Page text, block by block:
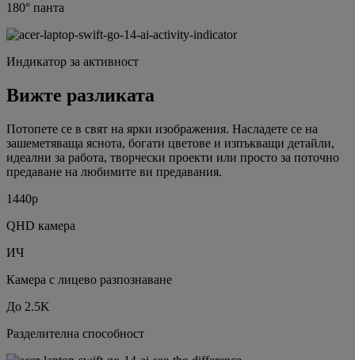
180° панта
Индикатор за активност
Вижте разликата
Потопете се в свят на ярки изображения. Насладете се на
зашеметяваща яснота, богати цветове и изпъкващи детайли,
идеални за работа, творчески проекти или просто за поточно
предаване на любимите ви предавания.
1440p
QHD камера
ИЧ
Камера с лицево разпознаване
До 2.5K
Разделителна способност